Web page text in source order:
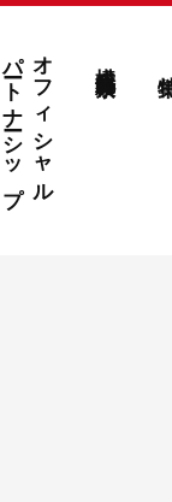
オフィシャル
パートナーシップ